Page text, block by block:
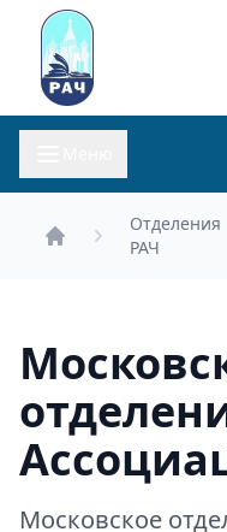
Отделения
РАЧ
Московское